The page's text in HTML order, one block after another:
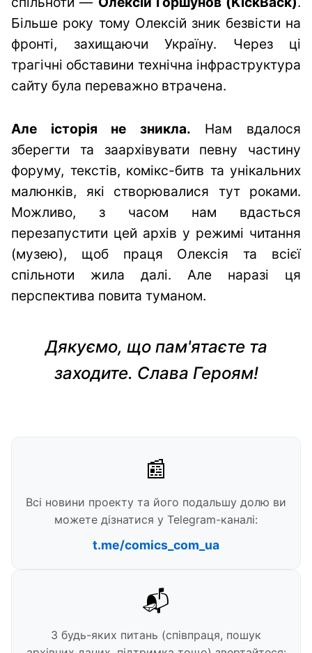
Більше року тому Олексій зник безвісти на
фронті, захищаючи Україну. Через ці
трагічні обставини технічна інфраструктура
сайту була переважно втрачена.
Але історія не зникла. Нам вдалося
зберегти та заархівувати певну частину
форуму, текстів, комікс-битв та унікальних
малюнків, які створювалися тут роками.
Можливо, з часом нам вдасться
перезапустити цей архів у режимі читання
(музею), щоб праця Олексія та всієї
спільноти жила далі. Але наразі ця
перспектива повита туманом.
Дякуємо, що пам'ятаєте та
заходите. Слава Героям!
📰
Всі новини проекту та його подальшу долю ви
можете дізнатися у Telegram-каналі:
t.me/comics_com_ua
📬
З будь-яких питань (співпраця, пошук